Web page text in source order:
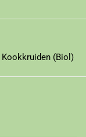
Kookkruiden (Biol)